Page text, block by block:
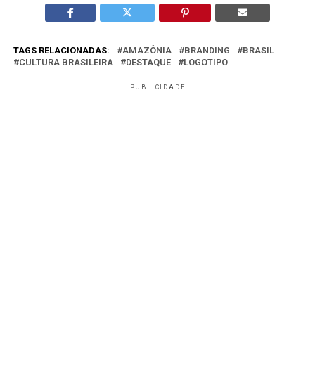
TAGS RELACIONADAS: AMAZÔNIA BRANDING
BRASIL
CULTURA BRASILEIRA
DESTAQUE LOGOTIPO
PUBLICIDADE